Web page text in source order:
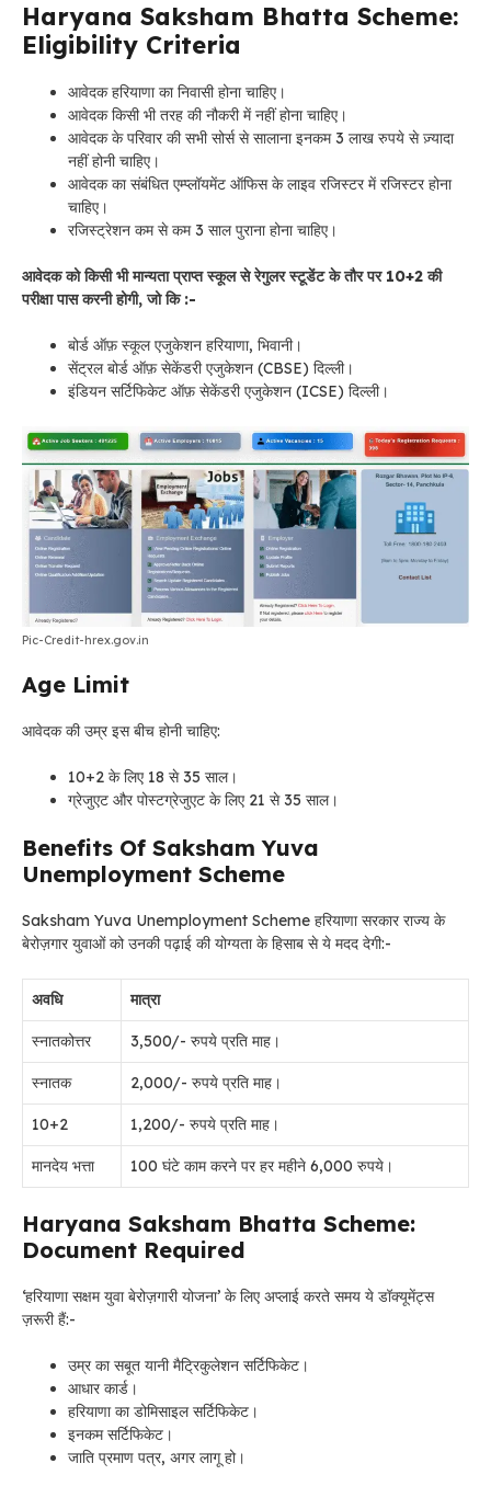
Haryana Saksham Bhatta Scheme:
Eligibility Criteria
आवेदक हरियाणा का निवासी होना चाहिए।
आवेदक किसी भी तरह की नौकरी में नहीं होना चाहिए।
आवेदक के परिवार की सभी सोर्स से सालाना इनकम 3 लाख रुपये से ज़्यादा
नहीं होनी चाहिए।
आवेदक का संबंधित एम्प्लॉयमेंट ऑफिस के लाइव रजिस्टर में रजिस्टर होना
चाहिए।
रजिस्ट्रेशन कम से कम 3 साल पुराना होना चाहिए।
आवेदक को किसी भी मान्यता प्राप्त स्कूल से रेगुलर स्टूडेंट के तौर पर 10+2 की
परीक्षा पास करनी होगी, जो कि :-
बोर्ड ऑफ़ स्कूल एजुकेशन हरियाणा, भिवानी।
सेंट्रल बोर्ड ऑफ़ सेकेंडरी एजुकेशन (CBSE) दिल्ली।
इंडियन सर्टिफिकेट ऑफ़ सेकेंडरी एजुकेशन (ICSE) दिल्ली।
Pic-Credit-hrex.gov.in
Age Limit
आवेदक की उम्र इस बीच होनी चाहिए:
10+2 के लिए 18 से 35 साल।
ग्रेजुएट और पोस्टग्रेजुएट के लिए 21 से 35 साल।
Benefits Of Saksham Yuva
Unemployment Scheme
Saksham Yuva Unemployment Scheme हरियाणा सरकार राज्य के
बेरोज़गार युवाओं को उनकी पढ़ाई की योग्यता के हिसाब से ये मदद देगी:-
अवधि मात्रा
स्नातकोत्तर 3,500/- रुपये प्रति माह।
स्नातक 2,000/- रुपये प्रति माह।
10+2 1,200/- रुपये प्रति माह।
मानदेय भत्ता 100 घंटे काम करने पर हर महीने 6,000 रुपये।
Haryana Saksham Bhatta Scheme:
Document Required
‘हरियाणा सक्षम युवा बेरोज़गारी योजना’ के लिए अप्लाई करते समय ये डॉक्यूमेंट्स
ज़रूरी हैं:-
उम्र का सबूत यानी मैट्रिकुलेशन सर्टिफिकेट।
आधार कार्ड।
हरियाणा का डोमिसाइल सर्टिफिकेट।
इनकम सर्टिफिकेट।
जाति प्रमाण पत्र, अगर लागू हो।